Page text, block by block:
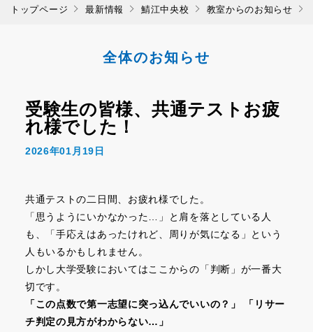
トップページ 最新情報 鯖江中央校 教室からのお知らせ
全体のお知らせ
受験生の皆様、共通テストお疲
れ様でした！
2026年01月19日
共通テストの二日間、お疲れ様でした。
「思うようにいかなかった…」と肩を落としている人
も、「手応えはあったけれど、周りが気になる」という
人もいるかもしれません。
しかし大学受験においてはここからの「判断」が一番大
切です。
「この点数で第一志望に突っ込んでいいの？」
「リサー
チ判定の見方がわからない…」